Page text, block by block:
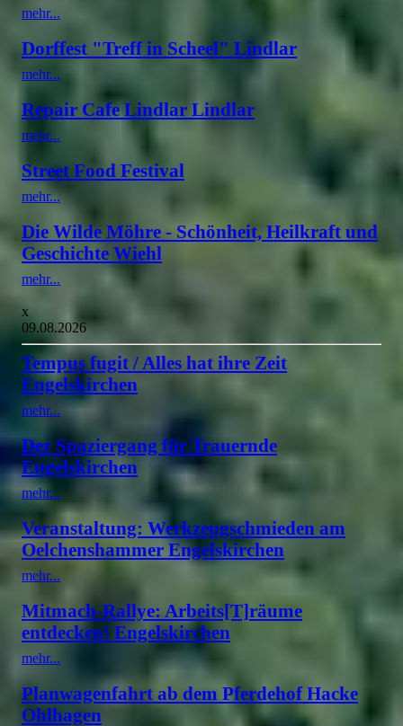
mehr...
Dorffest "Treff in Scheel" Lindlar
mehr...
Repair Cafe Lindlar Lindlar
mehr...
Street Food Festival
mehr...
Die Wilde Möhre - Schönheit, Heilkraft und
Geschichte Wiehl
mehr...
x
09.08.2026
Tempus fugit / Alles hat ihre Zeit
Engelskirchen
mehr...
Der Spaziergang für Trauernde
Engelskirchen
mehr...
Veranstaltung: Werkzeugschmieden am
Oelchenshammer Engelskirchen
mehr...
Mitmach-Rallye: Arbeits[T]räume
entdecken! Engelskirchen
mehr...
Planwagenfahrt ab dem Pferdehof Hacke
Ohlhagen